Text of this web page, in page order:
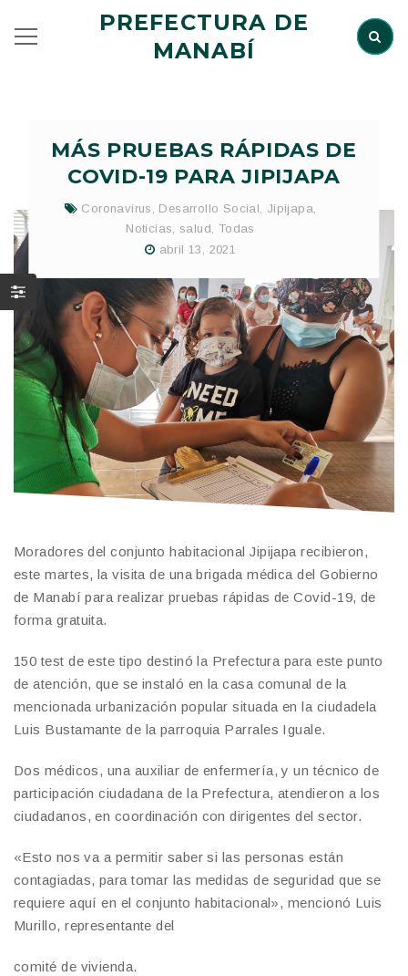
PREFECTURA DE
MANABÍ
MÁS PRUEBAS RÁPIDAS DE
COVID-19 PARA JIPIJAPA
Coronavirus , Desarrollo Social, Jipijapa,
Noticias, salud, Todas
abril 13, 2021
Moradores del conjunto habitacional Jipijapa recibieron,
este martes, la visita de una brigada médica del Gobierno
de Manabí para realizar pruebas rápidas de Covid-19, de
forma gratuita.
150 test de este tipo destinó la Prefectura para este punto
de atención, que se instaló en la casa comunal de la
mencionada urbanización popular situada en la ciudadela
Luis Bustamante de la parroquia Parrales Iguale.
Dos médicos, una auxiliar de enfermería, y un técnico de
participación ciudadana de la Prefectura, atendieron a los
ciudadanos, en coordinación con dirigentes del sector.
«Esto nos va a permitir saber si las personas están
contagiadas, para tomar las medidas de seguridad que se
requiere aquí en el conjunto habitacional», mencionó Luis
Murillo, representante del
comité de vivienda.